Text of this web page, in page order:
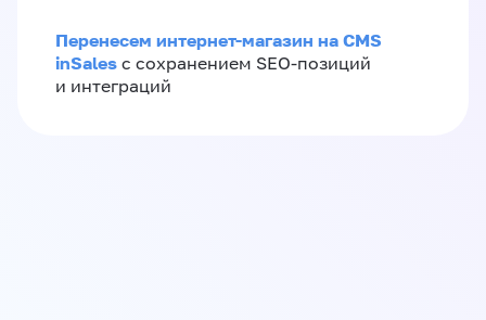
Перенесем интернет-магазин на CMS
inSales с сохранением SEO-позиций
и интеграций